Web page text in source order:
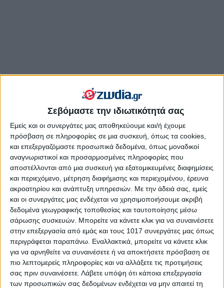
Σεβόμαστε την ιδιωτικότητά σας
Εμείς και οι συνεργάτες μας αποθηκεύουμε και/ή έχουμε
πρόσβαση σε πληροφορίες σε μια συσκευή, όπως τα cookies,
και επεξεργαζόμαστε προσωπικά δεδομένα, όπως μοναδικοί
αναγνωριστικοί και προσαρμοσμένες πληροφορίες που
αποστέλλονται από μια συσκευή για εξατομικευμένες διαφημίσεις
και περιεχόμενο, μέτρηση διαφήμισης και περιεχομένου, έρευνα
ακροατηρίου και ανάπτυξη υπηρεσιών. Με την άδειά σας, εμείς
και οι συνεργάτες μας ενδέχεται να χρησιμοποιήσουμε ακριβή
δεδομένα γεωγραφικής τοποθεσίας και ταυτοποίησης μέσω
σάρωσης συσκευών. Μπορείτε να κάνετε κλικ για να συναινέσετε
στην επεξεργασία από εμάς και τους 1017 συνεργάτες μας όπως
περιγράφεται παραπάνω. Εναλλακτικά, μπορείτε να κάνετε κλικ
για να αρνηθείτε να συναινέσετε ή να αποκτήσετε πρόσβαση σε
πιο λεπτομερείς πληροφορίες και να αλλάξετε τις προτιμήσεις
σας πριν συναινέσετε. Λάβετε υπόψη ότι κάποια επεξεργασία
των προσωπικών σας δεδομένων ενδέχεται να μην απαιτεί τη
Αφροδίτη σε εξάγωνο με τον Κρόνο:
Ωριμότητα, σταθερές βλέψεις
Στον αισθηματικό τομέα οι καινούργιες γνωριμίες θα έχουν τη
δυνατότητα να προχωρήσουν θετικά και να καταλήξουν σε
σταθερή σχέση. Σταθερότητα θα υπάρχει στα συναισθήματα
και στις βλέψεις, το ενδιαφέρον θα εκδηλωθεί με τρόπο ώριμο.
Ζευγάρια που διατηρούν μακροχρόνιο δεσμό θα μιλήσουν για
το θέμα της δέσμευσης και της αποκατάστασης, ευνοϊκές θα
είναι οι συνθήκες για συγκατοίκηση, οι υποσχέσεις που θα
δοθούν θα τηρηθούν. Στον επαγγελματικό τομέα δεν
αποκλείεται να προκύψουν καινούργιες προοπτικές, όσοι
αναζητούν εργασία θα έχουν τη δυνατότητα να βρουν κάτι
αξιόλογο.